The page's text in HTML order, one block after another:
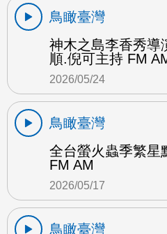
鳥瞰臺灣
神木之島李香秀導
順.倪可主持 FM
2026/05/24
鳥瞰臺灣
全台螢火蟲季繁星
FM AM
2026/05/17
鳥瞰臺灣